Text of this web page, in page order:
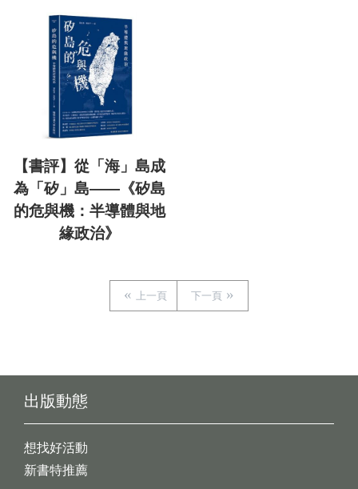
【書評】從「海」島成
為「矽」島——《矽島
的危與機：半導體與地
緣政治》
上一頁 下一頁
出版動態
想找好活動
新書特推薦